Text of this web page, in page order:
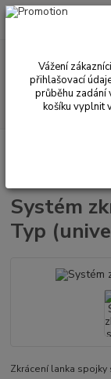
+420 602 330 329
VW Brouk
Systém
Typ
Zkrácení lanka
Vážení
přihlašovací
průběhu zadání
košíku vyplnit